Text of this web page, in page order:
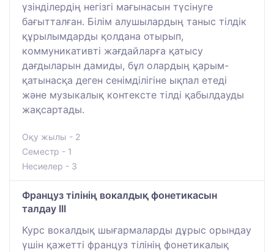
үзінділердің негізгі мағынасын түсінуге
бағытталған. Білім алушылардың таныс тілдік
құрылымдарды қолдана отырып,
коммуникативті жағдайларға қатысу
дағдыларын дамиды, бұл олардың қарым-
қатынасқа деген сенімділігіне ықпал етеді
және музыкалық контексте тілді қабылдауды
жақсартады.
Оқу жылы - 2
Семестр - 1
Несиелер - 3
Француз тілінің вокалдық фонетикасын
талдау ІII
Курс вокалдық шығармаларды дұрыс орындау
үшін қажетті француз тілінің фонетикалық